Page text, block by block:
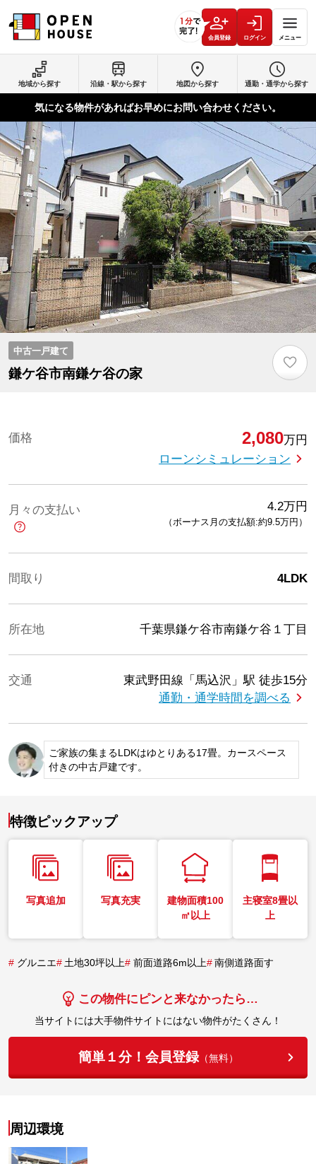
会員登録 ログイン メニュー
地域から探す 沿線・駅から探す 地図から探す 通勤・通学から探す
気になる物件があればお早めにお問い合わせください。
中古一戸建て
鎌ケ谷市南鎌ケ谷の家
♡
価格 2,080万円
ローンシミュレーション
月々の支払い 4.2万円
（ボーナス月の支払額:約9.5万円 ）
間取り 4LDK
所在地 千葉県鎌ケ谷市南鎌ケ谷１丁目
交通 東武野田線「馬込沢」駅 徒歩15分
通勤・通学時間を調べる
ご家族の集まるLDKはゆとりある17畳。カースペース
付きの中古戸建です。
特徴ピックアップ
写真追加 写真充実
建物面積100
㎡以上
主寝室8畳以
上
# グルニエ# 土地30坪以上# 前面道路6m以上# 南側道路面す
この物件にピンと来なかったら…
当サイトには大手物件サイトにはない物件がたくさん！
簡単１分！会員登録（無料）
周辺環境